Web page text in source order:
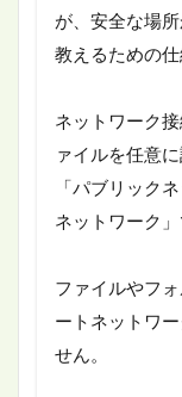
が、安全な場
教えるための仕
ネットワーク
ァイルを任意
「パブリック
ネットワーク」
ファイルやフ
ートネットワ
せん。